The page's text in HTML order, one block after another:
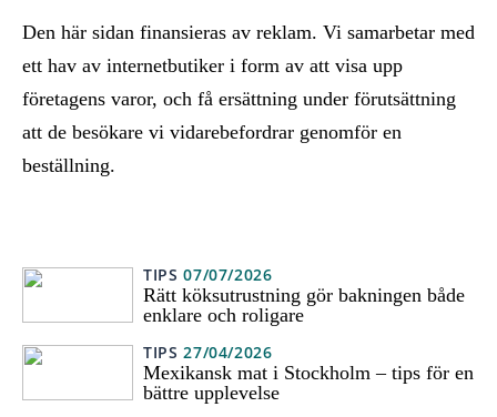
Den här sidan finansieras av reklam. Vi samarbetar med
ett hav av internetbutiker i form av att visa upp
företagens varor, och få ersättning under förutsättning
att de besökare vi vidarebefordrar genomför en
beställning.
TIPS 07/07/2026
Rätt köksutrustning gör bakningen både
enklare och roligare
TIPS 27/04/2026
Mexikansk mat i Stockholm – tips för en
bättre upplevelse